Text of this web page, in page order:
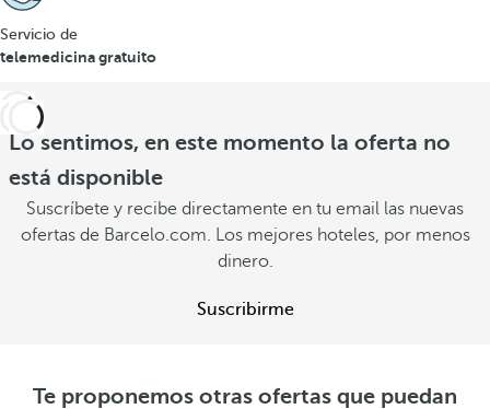
Servicio de
telemedicina gratuito
Lo sentimos, en este momento la oferta no
está disponible
Suscríbete y recibe directamente en tu email las nuevas
ofertas de Barcelo.com. Los mejores hoteles, por menos
dinero.
Suscribirme
Te proponemos otras ofertas que puedan